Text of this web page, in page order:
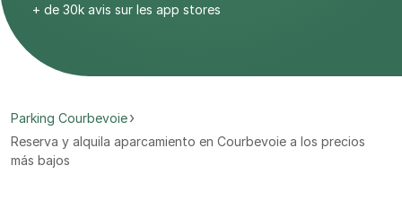
+ de 30k avis sur les app stores
Parking Courbevoie
Reserva y alquila aparcamiento en Courbevoie a los precios
más bajos